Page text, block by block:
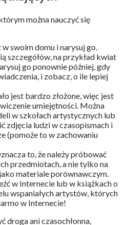
można nauczyć się
swoim domu i narysuj go.
szczegółów, na przykład kwiat
go ponownie później, gdy
i zobacz, o ile lepiej
jest bardzo złożone, więc jest
umiejętności. Można
w szkołach artystycznych lub
zdjęcia ludzi w czasopismach i
(pomoże to w zachowaniu
to, że należy próbować
przedmiotach, a nie tylko na
materiale porównawczym.
w Internecie lub w książkach o
wspaniałych artystów, których
w Internecie!
droga ani czasochłonna,